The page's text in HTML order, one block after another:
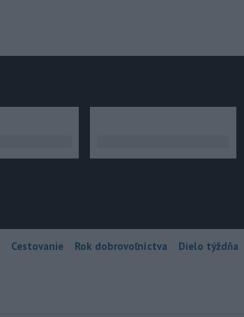
Cestovanie Rok dobrovoľníctva Dielo týždňa